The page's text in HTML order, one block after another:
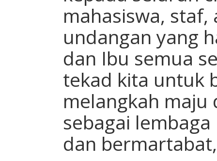
mahasiswa,
undangan yang
dan Ibu semua
tekad kita untuk
melangkah maju
sebagai
dan